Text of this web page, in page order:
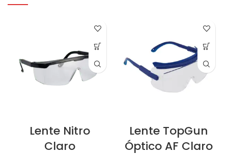
Lente Nitro
Claro
Lente TopGun
Óptico AF Claro